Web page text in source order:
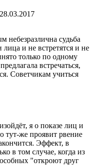
небезразлична судьба
и не встретятся и не
только по одному
встречаться,
Советчикам учиться
я о показе лиц и
тут-же проявит рвение
Эффект, в
в том случае, когда из
"откроют друг